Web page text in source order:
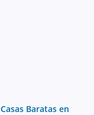
Casas Baratas en